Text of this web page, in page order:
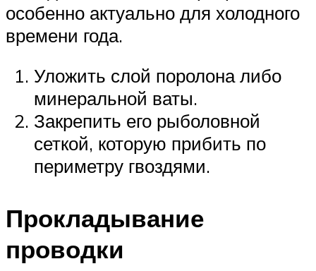
особенно актуально для холодного
времени года.
Уложить слой поролона либо
минеральной ваты.
Закрепить его рыболовной
сеткой, которую прибить по
периметру гвоздями.
Прокладывание
проводки